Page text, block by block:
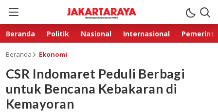
Beranda Politik Nasional Internasional
Beranda Ekonomi
CSR Indomaret Peduli Berbagi
untuk Bencana Kebakaran di
Kemayoran